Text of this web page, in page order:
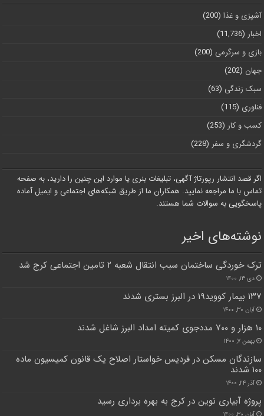
آشپزی و غذا (200)
اخبار (11,736)
بازی و سرگرمی (200)
جهان (202)
سبک زندگی (63)
فناوری (115)
کسب و کار (253)
گردشگری و سفر (228)
اگر قصد انتشار رپورتاژ آگهی، تبلیغات بنری یا موارد این چنین را دارید، به صفحه
تماس با ما مراجعه نمایید. همکاران ما از طریق شبکه‌های اجتماعی و ایمیل آماده
پاسخگویی به سوالات شما هستند.
نوشته‌های اخیر
ترک خوردگی ساختمان سبب انتقال شعبه ۲ تامین اجتماعی کرج شد
دی ۱۳, ۱۴۰۰
۱۳۷ بیمار کووید۱۹ در البرز بستری شدند
آبان ۳۰, ۱۴۰۰
۱۰ هزار و ۷۰۰ مددجوی کمیته امداد البرز شاغل شدند
بهمن ۷, ۱۴۰۰
سازندگان مسکن در فردیس خواستار اصلاح یک قانون کمیسیون ماده
۱۰۰ شدند
آذر ۲۴, ۱۴۰۰
پروژه آبیاری نوین در کرج به بهره برداری رسید